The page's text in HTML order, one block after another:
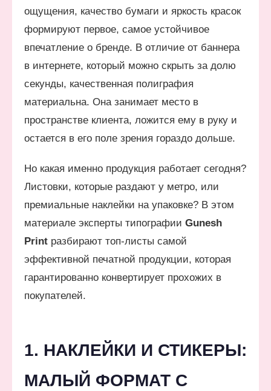
ощущения, качество бумаги и яркость красок
формируют первое, самое устойчивое
впечатление о бренде. В отличие от баннера
в интернете, который можно скрыть за долю
секунды, качественная полиграфия
материальна. Она занимает место в
пространстве клиента, ложится ему в руку и
остается в его поле зрения гораздо дольше.
Но какая именно продукция работает сегодня?
Листовки, которые раздают у метро, или
премиальные наклейки на упаковке? В этом
материале эксперты типографии Gunesh
Print разбирают топ-листы самой
эффективной печатной продукции, которая
гарантированно конвертирует прохожих в
покупателей.
1. НАКЛЕЙКИ И СТИКЕРЫ:
МАЛЫЙ ФОРМАТ С